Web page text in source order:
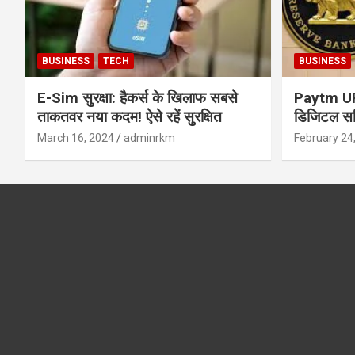
BUSINESS TECH
E-Sim सुरक्षा: हैकर्स के खिलाफ सबसे
ताकतवर नया कदम! ऐसे रहें सुरक्षित
March 16, 2024 adminrkm
BUSINESS
Paytm
डिजिटल
सुरक्षा और
February